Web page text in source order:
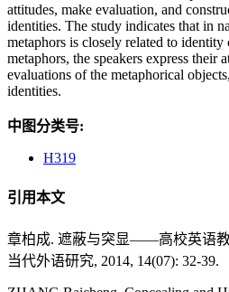
attitudes, make evaluation, and
identities. The study indicates that in
metaphors is closely related to
metaphors, the speakers express their
evaluations of the metaphorical
identities.
中图分类号:
H319
引用本文
章柏成. 遮蔽与突显——高校英语
当代外语研究, 2014, 14(07): 32-39.